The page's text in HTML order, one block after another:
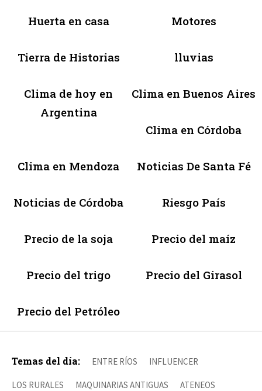
Huerta en casa Motores
Tierra de Historias lluvias
Clima de hoy en
Argentina
Clima en Buenos Aires
Clima en Córdoba
Clima en Mendoza Noticias De Santa Fé
Noticias de Córdoba Riesgo País
Precio de la soja Precio del maíz
Precio del trigo Precio del Girasol
Precio del Petróleo
Temas del día: ENTRE RÍOS INFLUENCER
LOS RURALES MAQUINARIAS ANTIGUAS ATENEOS